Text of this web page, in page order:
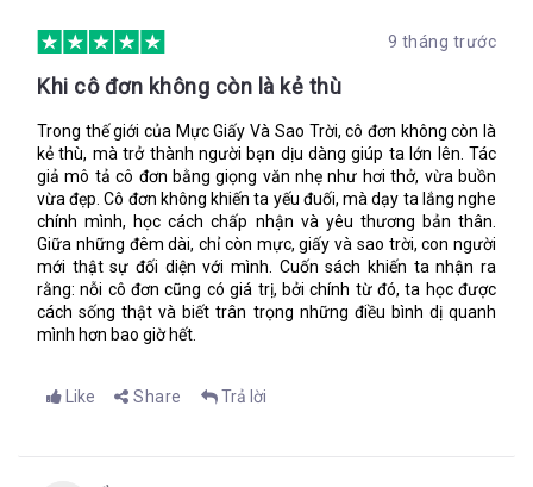
râm dưới tia nắng sớm. Tôi cố không tưởng tượng về thứ gì đó
đang nhìn lại tôi. Hít lấy một hơi sâu, tôi lau khô ngòi của bút
lông trên tà áo của mình, nhúng vào mực đen, và bắt đầu vẽ
hòn đảo trên tấm bản đồ mới. Nó sẽ không còn bị lãng quên
nữa.
“Anh có nghĩ chúng ta sẽ tìm thấy cậu ấy không?”, Tôi nói.
“Lupe ấy.”
“Có chứ”, Pablo nói nhanh, chắc chắn, hơi ấm truyền qua tôi.
Tôi lần tìm chiếc vòng tay qua túi quần bị ướt của mình.
“Tốt rồi.”
mà theo cách ba chỉ, tìm phương hướng. Sao Bắc Đẩu luôn soi
9 tháng trước
Khi cô đơn không còn là kẻ thù
Trong thế giới của Mực Giấy Và Sao Trời, cô đơn không còn là
kẻ thù, mà trở thành người bạn dịu dàng giúp ta lớn lên. Tác
giả mô tả cô đơn bằng giọng văn nhẹ như hơi thở, vừa buồn
vừa đẹp. Cô đơn không khiến ta yếu đuối, mà dạy ta lắng nghe
chính mình, học cách chấp nhận và yêu thương bản thân.
Giữa những đêm dài, chỉ còn mực, giấy và sao trời, con người
mới thật sự đối diện với mình. Cuốn sách khiến ta nhận ra
rằng: nỗi cô đơn cũng có giá trị, bởi chính từ đó, ta học được
cách sống thật và biết trân trọng những điều bình dị quanh
mình hơn bao giờ hết.
Like Share Trả lời